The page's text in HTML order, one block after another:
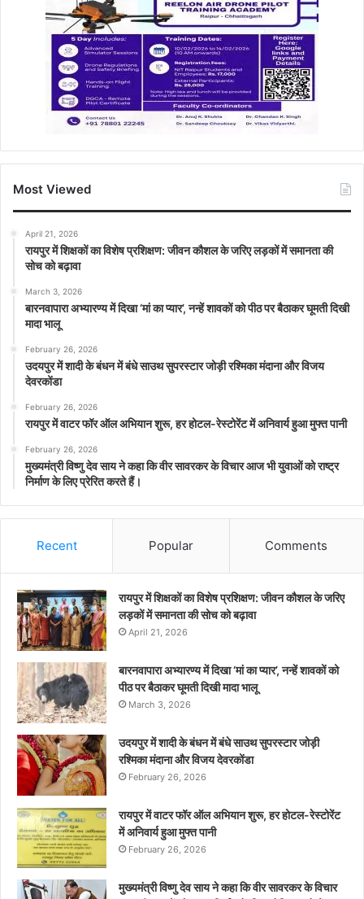
Most Viewed
April 21, 2026
रायपुर में शिक्षकों का विशेष प्रशिक्षण: जीवन कौशल के जरिए लड़कों में समानता की
सोच को बढ़ावा
March 3, 2026
बारनवापारा अभ्यारण्य में दिखा ‘मां का प्यार’, नन्हें शावकों को पीठ पर बैठाकर घूमती दिखी
मादा भालू
February 26, 2026
उदयपुर में शादी के बंधन में बंधे साउथ सुपरस्टार जोड़ी रश्मिका मंदाना और विजय
देवरकोंडा
February 26, 2026
रायपुर में वाटर फॉर ऑल अभियान शुरू, हर होटल-रेस्टोरेंट में अनिवार्य हुआ मुफ्त पानी
February 26, 2026
मुख्यमंत्री विष्णु देव साय ने कहा कि वीर सावरकर के विचार आज भी युवाओं को राष्ट्र
निर्माण के लिए प्रेरित करते हैं।
Recent Popular Comments
रायपुर में शिक्षकों का विशेष प्रशिक्षण: जीवन कौशल के जरिए
लड़कों में समानता की सोच को बढ़ावा
April 21, 2026
बारनवापारा अभ्यारण्य में दिखा ‘मां का प्यार’, नन्हें शावकों को
पीठ पर बैठाकर घूमती दिखी मादा भालू
March 3, 2026
उदयपुर में शादी के बंधन में बंधे साउथ सुपरस्टार जोड़ी
रश्मिका मंदाना और विजय देवरकोंडा
February 26, 2026
रायपुर में वाटर फॉर ऑल अभियान शुरू, हर होटल-रेस्टोरेंट
में अनिवार्य हुआ मुफ्त पानी
February 26, 2026
मुख्यमंत्री विष्णु देव साय ने कहा कि वीर सावरकर के विचार